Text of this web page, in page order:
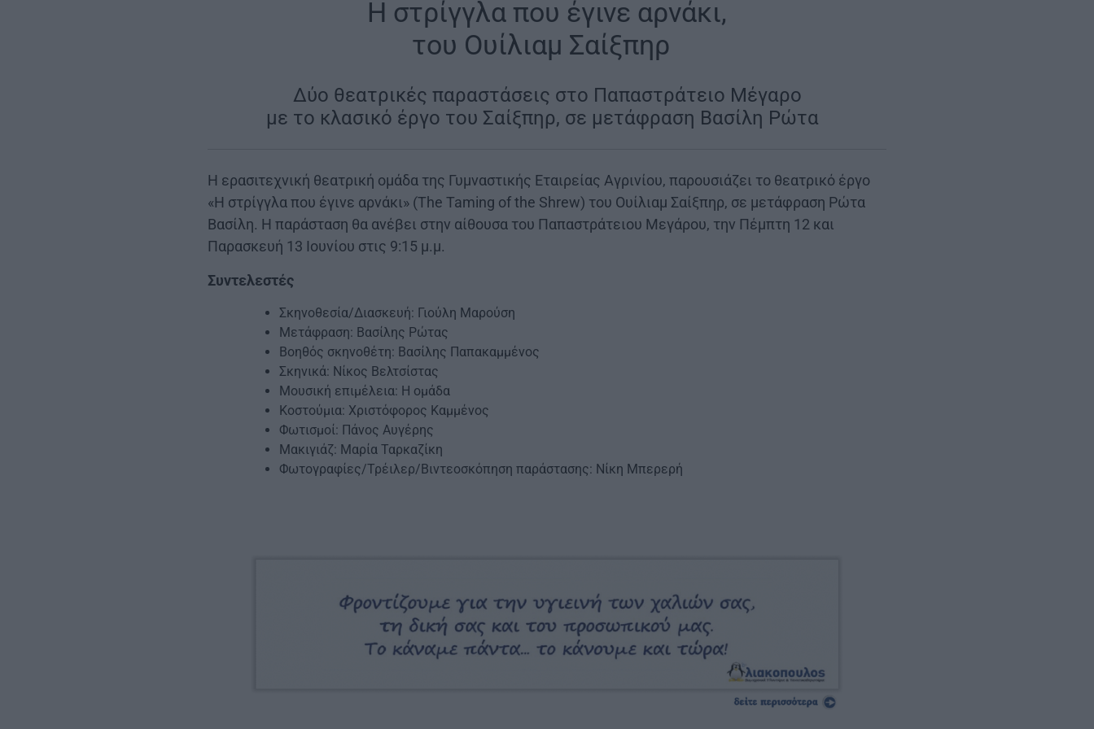
Η στρίγγλα που έγινε αρνάκι,
του Ουίλιαμ Σαίξπηρ
Δύο θεατρικές παραστάσεις στο Παπαστράτειο Μέγαρο
με το κλασικό έργο του Σαίξπηρ, σε μετάφραση Βασίλη Ρώτα
Η ερασιτεχνική θεατρική ομάδα της Γυμναστικής Εταιρείας Αγρινίου, παρουσιάζει το θεατρικό έργο
«Η στρίγγλα που έγινε αρνάκι» (The Taming of the Shrew) του Ουίλιαμ Σαίξπηρ, σε μετάφραση Ρώτα
Βασίλη. Η παράσταση θα ανέβει στην αίθουσα του Παπαστράτειου Μεγάρου, την Πέμπτη 12 και
Παρασκευή 13 Ιουνίου στις 9:15 μ.μ.
Συντελεστές
Σκηνοθεσία/Διασκευή: Γιούλη Μαρούση
Μετάφραση: Βασίλης Ρώτας
Βοηθός σκηνοθέτη: Βασίλης Παπακαμμένος
Σκηνικά: Νίκος Βελτσίστας
Μουσική επιμέλεια: Η ομάδα
Κοστούμια: Χριστόφορος Καμμένος
Φωτισμοί: Πάνος Αυγέρης
Μακιγιάζ: Μαρία Ταρκαζίκη
Φωτογραφίες/Τρέιλερ/Βιντεοσκόπηση παράστασης: Νίκη Μπερερή